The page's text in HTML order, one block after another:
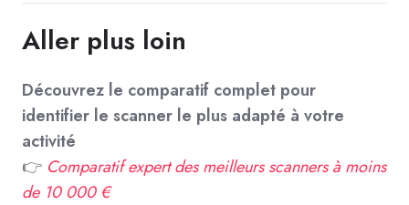
Aller plus loin
Découvrez le comparatif complet pour
identifier le scanner le plus adapté à votre
activité
👉 Comparatif expert des meilleurs scanners à moins
de 10 000 €